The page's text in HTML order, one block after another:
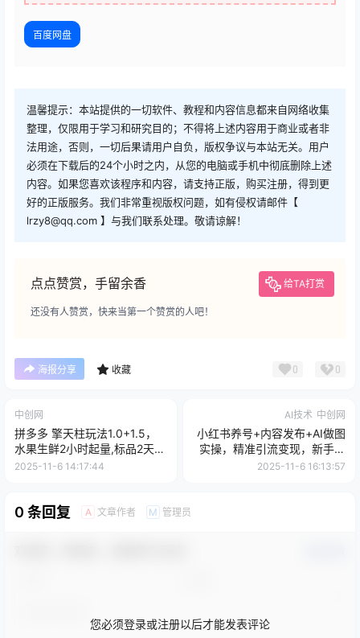
百度网盘
温馨提示：本站提供的一切软件、教程和内容信息都来自网络收集
整理，仅限用于学习和研究目的；不得将上述内容用于商业或者非
法用途，否则，一切后果请用户自负，版权争议与本站无关。用户
必须在下载后的24个小时之内，从您的电脑或手机中彻底删除上述
内容。如果您喜欢该程序和内容，请支持正版，购买注册，得到更
好的正版服务。我们非常重视版权问题，如有侵权请邮件【
lrzy8@qq.com 】与我们联系处理。敬请谅解！
点点赞赏，手留余香 给TA打赏
还没有人赞赏，快来当第一个赞赏的人吧！
海报分享 收藏 0 0
中创网
拼多多 擎天柱玩法1.0+1.5，
水果生鲜2小时起量,标品2天爆
单,利润率提升30%
2025-11-6 14:17:44
AI技术 中创网
小红书养号+内容发布+AI做图
实操，精准引流变现，新手月
入过万
2025-11-6 16:13:57
0 条回复 A 文章作者 M 管理员
您必须登录或注册以后才能发表评论